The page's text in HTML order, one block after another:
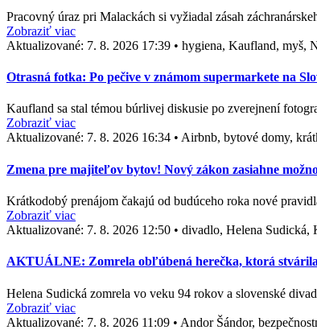
Pracovný úraz pri Malackách si vyžiadal zásah
Zobraziť viac
Aktualizované: 7. 8. 2026 17:39 • hygiena, Kaufland, myš,
Otrasná fotka: Po pečive v známom supermarkete na
Kaufland sa stal témou búrlivej diskusie po zverejnení
Zobraziť viac
Aktualizované: 7. 8. 2026 16:34 • Airbnb, bytové domy,
Zmena pre majiteľov bytov! Nový zákon zasiahne
Krátkodobý prenájom čakajú od budúceho roka nové
Zobraziť viac
Aktualizované: 7. 8. 2026 12:50 • divadlo, Helena Sudická,
AKTUÁLNE: Zomrela obľúbená herečka, ktorá
Helena Sudická zomrela vo veku 94 rokov a slovenské
Zobraziť viac
Aktualizované: 7. 8. 2026 11:09 • Andor Šándor,